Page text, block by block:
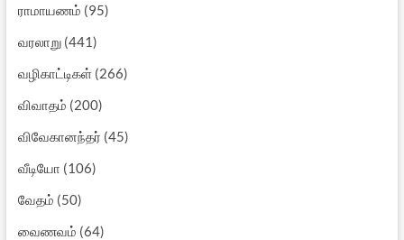
ராமாயணம் (95)
வரலாறு(441)
வழிகாட்டிகள்(266)
விவாதம் (200)
விவேகானந்தர் (45)
வீடியோ (106)
வேதம் (50)
வைணவம் (64)